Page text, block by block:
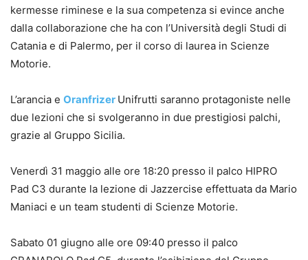
kermesse riminese e la sua competenza si evince anche
dalla collaborazione che ha con l’Università degli Studi di
Catania e di Palermo, per il corso di laurea in Scienze
Motorie.
L’arancia e Oranfrizer Unifrutti saranno protagoniste nelle
due lezioni che si svolgeranno in due prestigiosi palchi,
grazie al Gruppo Sicilia.
Venerdì 31 maggio alle ore 18:20 presso il palco HIPRO
Pad C3 durante la lezione di Jazzercise effettuata da Mario
Maniaci e un team studenti di Scienze Motorie.
Sabato 01 giugno alle ore 09:40 presso il palco